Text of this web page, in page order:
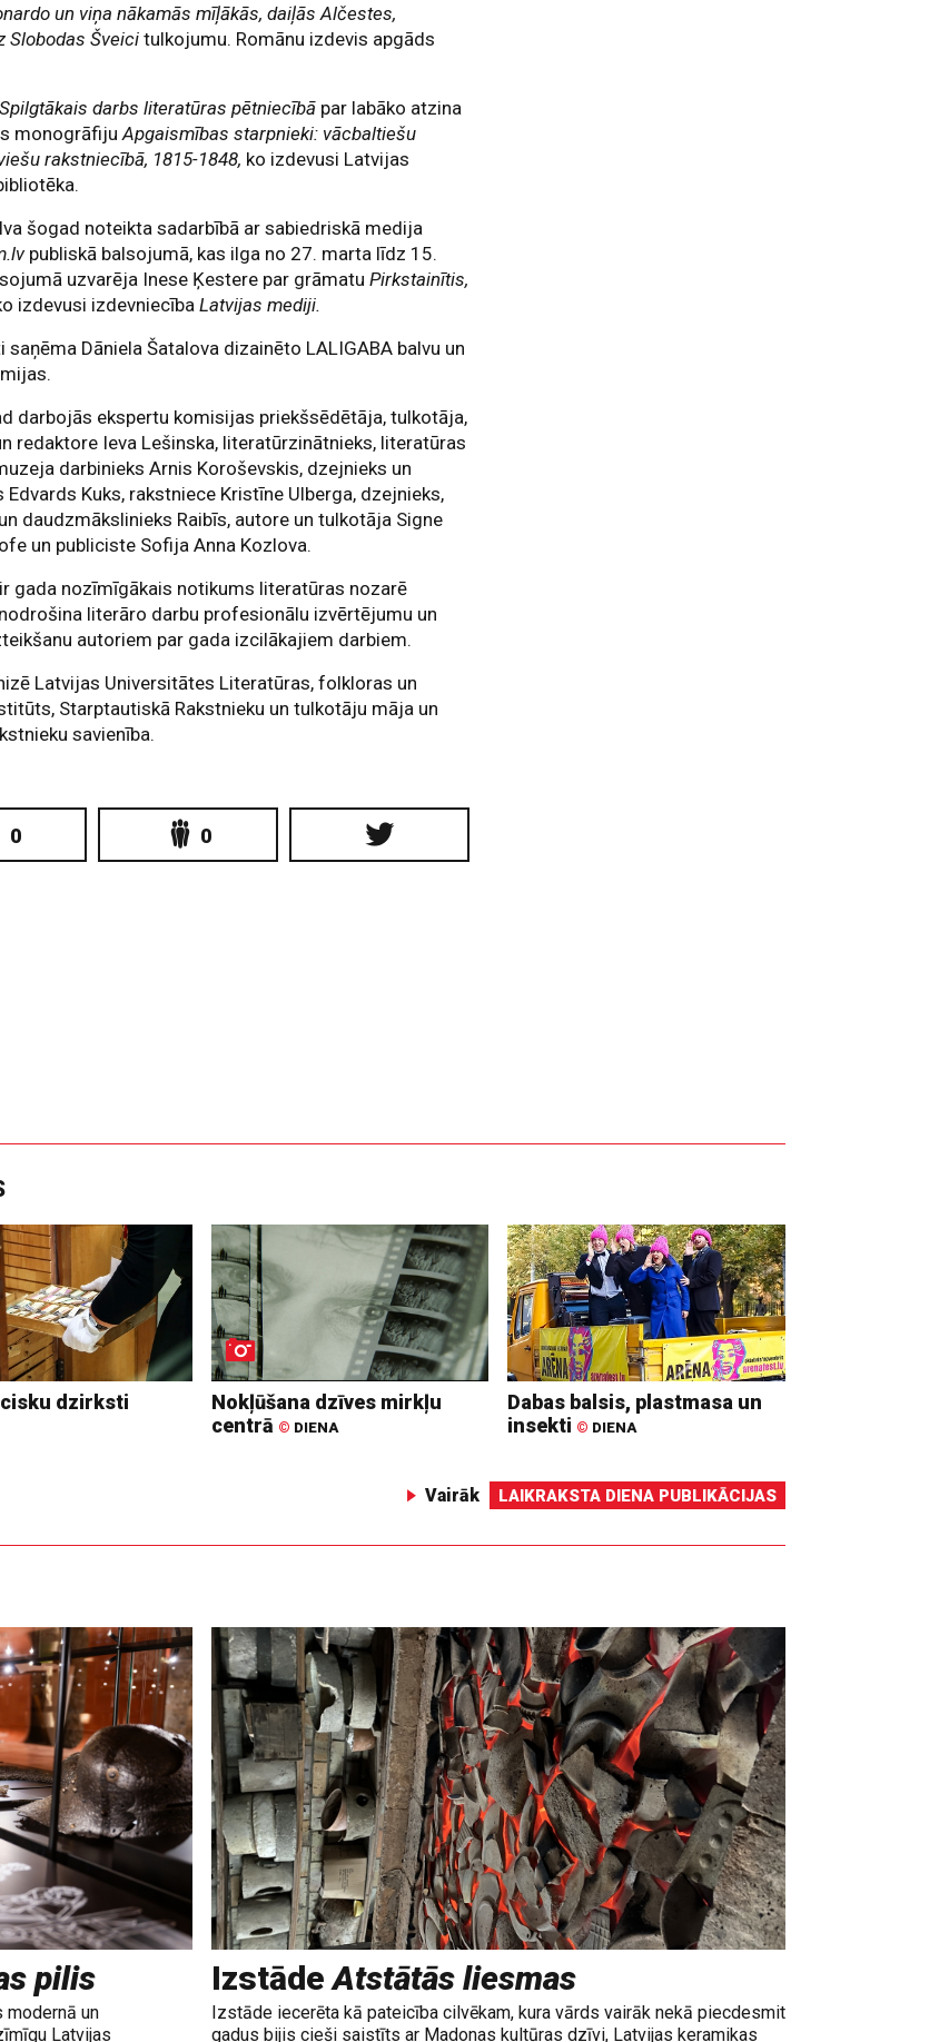
un viņa nākamās mīļākās, daiļās Alčestes,
Slobodas Šveicitulkojumu. Romānu izdevis apgāds
Spilgtākais darbs literatūras pētniecībā par labāko atzina
monogrāfijuApgaismības starpnieki: vācbaltiešu
rakstniecībā, 1815-1848, ko izdevusi Latvijas
šogad noteikta sadarbībā ar sabiedriskā medija
publiskā balsojumā, kas ilga no 27. marta līdz 15.
uzvarēja Inese Ķestere par grāmatuPirkstainītis,
izdevusi izdevniecībaLatvijas mediji.
saņēma Dāniela Šatalova dizainēto LALIGABA balvu un
darbojās ekspertu komisijas priekšsēdētāja, tulkotāja,
redaktore Ieva Lešinska, literatūrzinātnieks, literatūras
darbinieks Arnis Koroševskis, dzejnieks un
Kuks, rakstniece Kristīne Ulberga, dzejnieks,
daudzmākslinieks Raibīs, autore un tulkotāja Signe
un publiciste Sofija Anna Kozlova.
gada nozīmīgākais notikums literatūras nozarē
literāro darbu profesionālu izvērtējumu un
autoriem par gada izcilākajiem darbiem.
Latvijas Universitātes Literatūras, folkloras un
Starptautiskā Rakstnieku un tulkotāju māja un
savienība.
0 0
dzirksti
Nokļūšana dzīves mirkļu
centrā © DIENA
Dabas balsis, plastmasa un
insekti © DIENA
Vairāk LAIKRAKSTA DIENA PUBLIKĀCIJAS
pilis
modernā un
Latvijas
IzstādeAtstātās liesmas
Izstāde iecerēta kā pateicība cilvēkam, kura vārds vairāk nekā piecdesmit
gadus bijis cieši saistīts ar Madonas kultūras dzīvi, Latvijas keramikas